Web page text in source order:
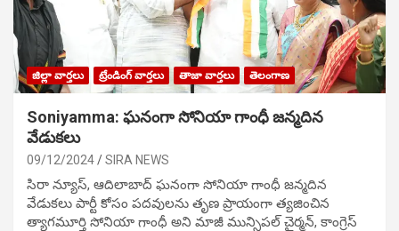
జిల్లా వార్తలు ట్రేండింగ్ వార్తలు తాజా వార్తలు తెలంగాణ
Soniyamma: ఘ‌నంగా సోనియా గాంధీ జ‌న్మ‌దిన
వేడుక‌లు
09/12/2024 SIRA NEWS
సిరా న్యూస్, ఆదిలాబాద్ ఘ‌నంగా సోనియా గాంధీ జ‌న్మ‌దిన
వేడుక‌లు పార్టీ కోసం ప‌ద‌వుల‌ను తృణ ప్రాయంగా త్య‌జించిన
త్యాగమూర్తి సోనియా గాంధీ అని మాజీ మున్సిప‌ల్ చైర్మ‌న్, కాంగ్రెస్